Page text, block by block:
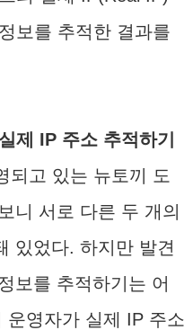
보를 추적한 결과를
제 IP 주소 추적하기
되고 있는 뉴토끼 도
니 서로 다른 두 개의
있었다. 하지만 발견
보를 추적하기는 어
운영자가 실제 IP 주소